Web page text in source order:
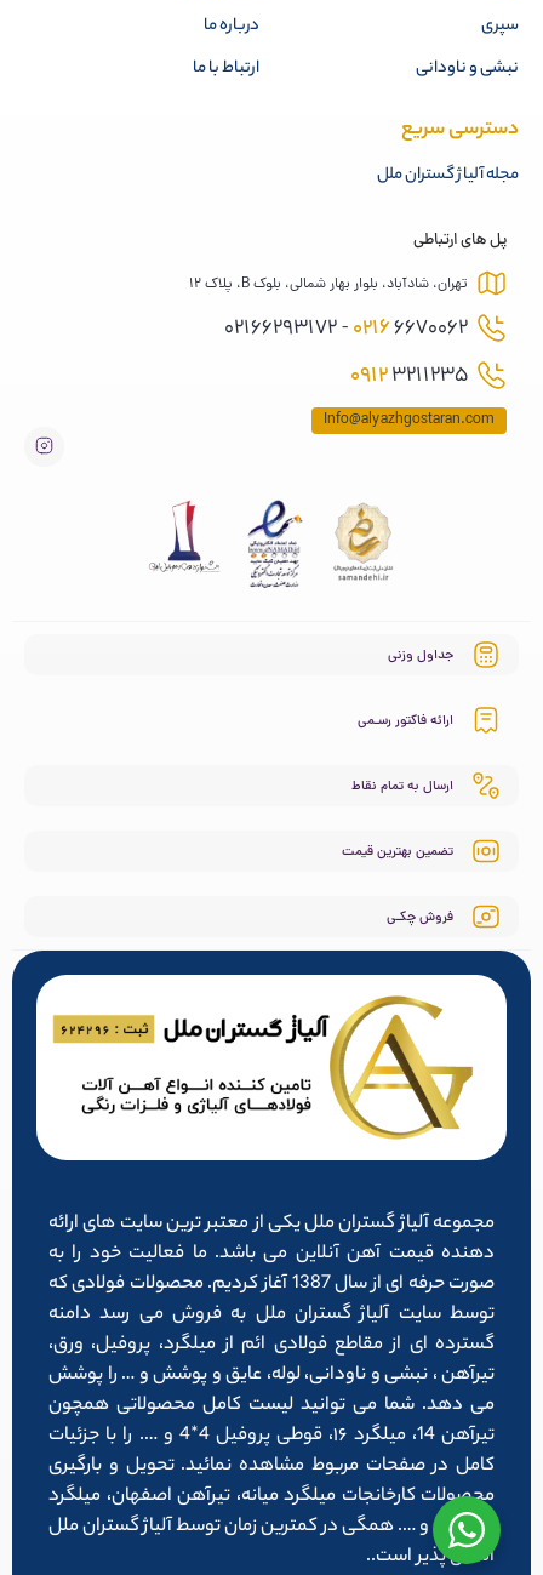
سپری
نبشی و ناودانی
درباره ما
ارتباط با ما
دسترسی سریع
مجله آلیاژ گستران ملل
پل های ارتباطی
تهران، شادآباد، بلوار بهار شمالی، بلوک B، پلاک 12
02166670062 - 02166293172
09123211235
Info@alyazhgostaran.com
جداول وزنی
ارائه فاکتور رسـمی
ارسال به تمام نقاط
تضمین بهترین قیمت
فروش چکـی
مجموعه آلیاژ گستران ملل یکی از معتبر ترین سایت های ارائه
دهنده قیمت آهن آنلاین می باشد. ما فعالیت خود را به
صورت حرفه ای از سال 1387 آغاز کردیم. محصولات فولادی که
توسط سایت آلیاژ گستران ملل به فروش می رسد دامنه
گسترده ای از مقاطع فولادی ائم از میلگرد، پروفیل، ورق،
تیرآهن ، نبشی و ناودانی، لوله، عایق و پوشش و … را پوشش
می دهد. شما می توانید لیست کامل محصولاتی همچون
تیرآهن 14، میلگرد ۱۶، قوطی پروفیل 4*4 و …. را با جزئیات
کامل در صفحات مربوط مشاهده نمائید. تحویل و بارگیری
محصولات کارخانجات میلگرد میانه، تیرآهن اصفهان، میلگرد
شاهرود و …. همگی در کمترین زمان توسط آلیاژ گستران ملل
امکان پذیر است..